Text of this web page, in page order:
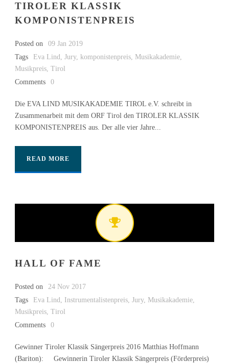
TIROLER KLASSIK
KOMPONISTENPREIS
Posted on
09 Jan 2019
Tags
Eva Lind, Jury, komponistenpreis, Musikakademie,
Musikpreis, Tirol
Comments
0
Die EVA LIND MUSIKAKADEMIE TIROL e.V. schreibt in
Zusammenarbeit mit dem ORF Tirol den TIROLER KLASSIK
KOMPONISTENPREIS aus. Der alle vier Jahre...
READ MORE
HALL OF FAME
Posted on
24 Nov 2017
Tags
Eva Lind, Instrumentalistenpreis, Jury, Musikakademie,
Musikpreis, Tirol
Comments
0
Gewinner Tiroler Klassik Sängerpreis 2016 Matthias Hoffmann
(Bariton): Gewinnerin Tiroler Klassik Sängerpreis (Förderpreis)